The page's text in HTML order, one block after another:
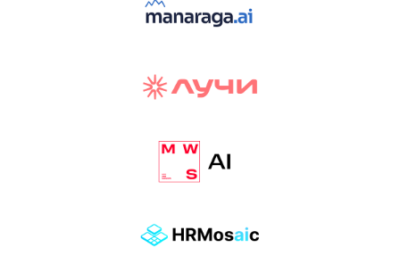
к построению бизнеса и созданию технологий под
Доклады, дискуссия и битва AI-агентов — 25 июня
ТРЕК «AI-NATIVE»
И БИТВА АГЕНТОВ
УЗНАТЬ БОЛЬШЕ